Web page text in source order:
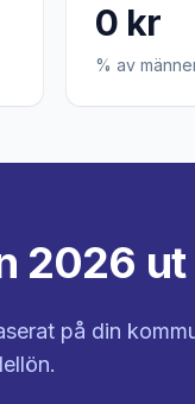
0 kr
% av
2026 ut
på din